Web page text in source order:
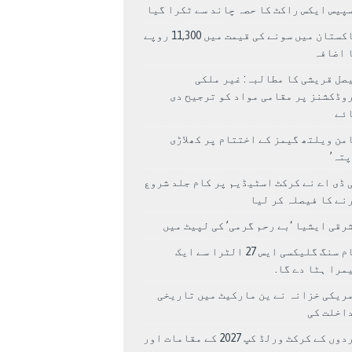
ایکس راکٹ کا حصہ چاند سے ٹکرا گیا
پاکستان میں سونے کی قیمت میں 11,300 روپے
اضافہ
قریشی کا مطالبہ: غیر ملکی
پر مقامی مواد کو ترجیح دی
ویلتھ گیمز کے اختتام پر کھلاڑی
ڈی اے نے کرکٹ اسٹیڈیم پر کام جلد شروع
کا فیصلہ کر لیا
ایشیا ‘بے رحم گرمی’ کی لپیٹ میں
سام سنگ گلیکسی ایس 27 الٹرا سے ایک
ہٹا دے گا.
خزانہ نے ین مارکیٹ میں تاریخی
کی
مردوں کے کرکٹ ورلڈ کپ 2027 کے مقامات اور